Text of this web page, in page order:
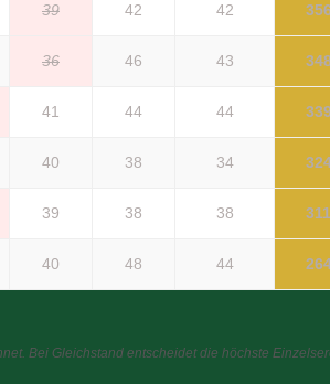
39 42 42
36 46 43
41 44 44
40 38 34
39 38 38 311
40 48 44
Bei Gleichstand entscheidet die höchste